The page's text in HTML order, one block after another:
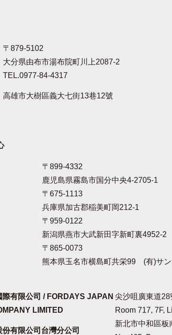
〒879-5102
大分県由布市湯布院町川上2087-2
TEL.0977-84-4317
高雄市大樹區義大七街13巷12號
〒899-4332
鹿児島県霧島市国分中央4-2705-1
〒675-1113
兵庫県加古郡稲美町岡212-1
〒959-0122
新潟県燕市大武新田字新町裏4952-2
〒865-0073
熊本県玉名市横島町共栄99 (有)サ
際有限公司 / FORDAYS JAPAN
LIMITED
尖沙咀廣東道
Room 717, 7F,
份有限公司台灣分公司
新北市中和區板